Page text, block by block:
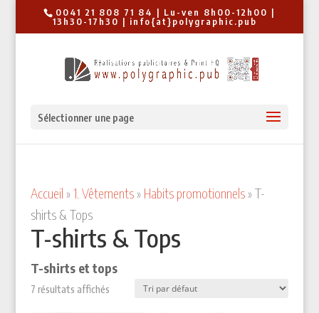
0041 21 808 71 84 | Lu-ven 8h00-12h00 |
13h30-17h30 | info{at}polygraphic.pub
Sélectionner une page
Accueil »1. Vêtements» Habits promotionnels»T-
shirts & Tops
T-shirts & Tops
T-shirts et tops
7 résultats affichés